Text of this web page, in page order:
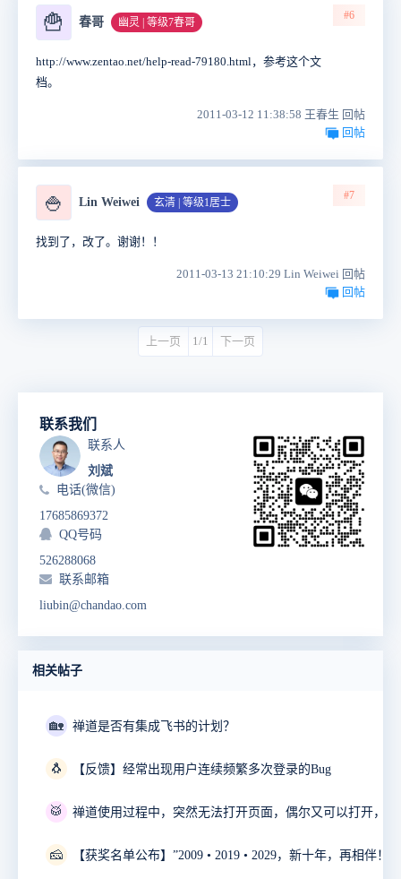
🍟 春哥 幽灵 | 等级7春哥
#6
http://www.zentao.net/help-read-79180.html，参考这个文
档。
2011-03-12 11:38:58 王春生 回帖
回帖
🍚 Lin Weiwei 玄清 | 等级1居士
#7
找到了，改了。谢谢！！
2011-03-13 21:10:29 Lin Weiwei 回帖
回帖
上一页 1/1 下一页
联系我们
联系人
刘斌
电话(微信)
17685869372
QQ号码
526288068
联系邮箱
liubin@chandao.com
相关帖子
🏡 禅道是否有集成飞书的计划？
🐧 【反馈】经常出现用户连续频繁多次登录的Bug
🥁
🧀